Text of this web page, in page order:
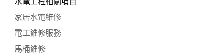
水電工程相關項目
家居水電維修
電工維修服務
馬桶維修